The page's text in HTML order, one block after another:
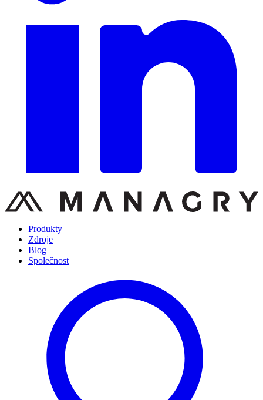
Produkty
Zdroje
Blog
Společnost